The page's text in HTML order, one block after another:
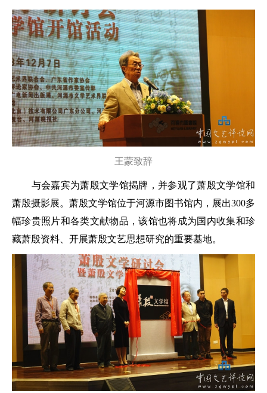
王蒙致辞
与会嘉宾为萧殷文学馆揭牌，并参观了萧殷文学馆和
萧殷摄影展。萧殷文学馆位于河源市图书馆内，展出300多
幅珍贵照片和各类文献物品，该馆也将成为国内收集和珍
藏萧殷资料、开展萧殷文艺思想研究的重要基地。